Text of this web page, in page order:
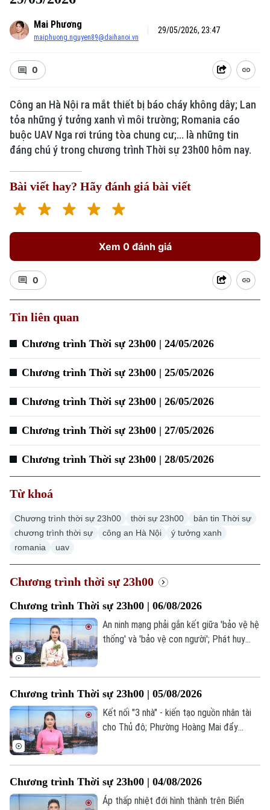
Mai Phương
maiphuong.nguyen89@daihanoi.vn
29/05/2026, 23:47
0
Công an Hà Nội ra mắt thiết bị báo cháy không dây; Lan
tỏa những ý tưởng xanh vì môi trường; Romania cáo
buộc UAV Nga rơi trúng tòa chung cư;... là những tin
đáng chú ý trong chương trình Thời sự 23h00 hôm nay.
Bài viết hay? Hãy đánh giá bài viết
Xem 0 đánh giá
0
Tin liên quan
Chương trình Thời sự 23h00 | 24/05/2026
Chương trình Thời sự 23h00 | 25/05/2026
Chương trình Thời sự 23h00 | 26/05/2026
Chương trình Thời sự 23h00 | 27/05/2026
Chương trình Thời sự 23h00 | 28/05/2026
Từ khoá
Chương trình thời sự 23h00 thời sự 23h00
bản tin Thời sự
chương trình thời sự
công an Hà Nội
ý tưởng xanh
romania
uav
Chương trình thời sự 23h00
Chương trình Thời sự 23h00 | 06/08/2026
An ninh mạng phải gắn kết giữa 'bảo vệ hệ
thống' và 'bảo vệ con người'; Phát huy
chú ý trong chương trình thời sự 23h00
hôm nay.
Chương trình Thời sự 23h00 | 05/08/2026
Kết nối "3 nhà" - kiến tạo nguồn nhân tài
cho Thủ đô; Phường Hoàng Mai đẩy
chương trình thời sự 23h00 hôm nay.
Chương trình Thời sự 23h00 | 04/08/2026
Áp thấp nhiệt đới hình thành trên Biển